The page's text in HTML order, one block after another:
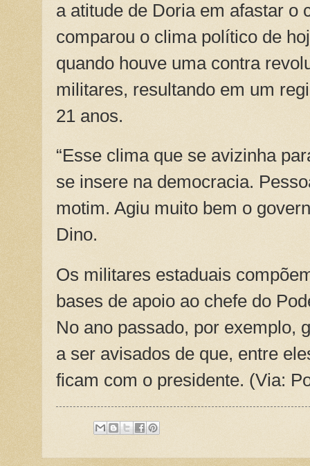
a atitude de Doria em afastar o
comparou o clima político de
quando houve uma contra
militares, resultando em um
21 anos.
“Esse clima que se avizinha
se insere na democracia.
motim. Agiu muito bem o
Dino.
Os militares estaduais
bases de apoio ao chefe do
No ano passado, por exemplo,
a ser avisados de que, entre
ficam com o presidente. (Via: